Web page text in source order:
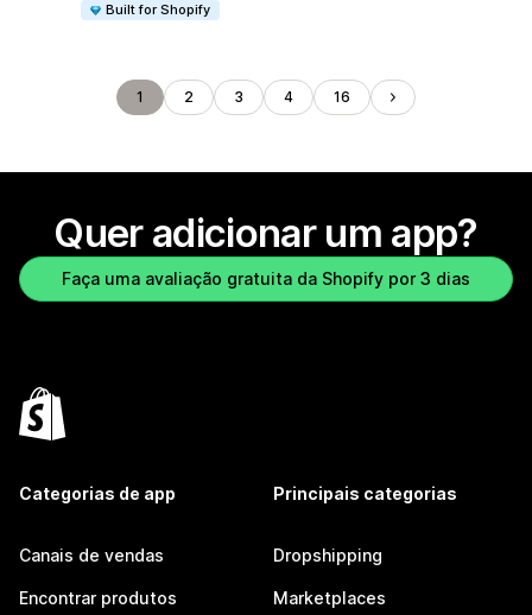
Built for Shopify
1 2 3 4 16
Quer adicionar um app?
Faça uma avaliação gratuita da Shopify por 3 dias
Categorias de app
Canais de vendas
Encontrar produtos
Principais categorias
Dropshipping
Marketplaces